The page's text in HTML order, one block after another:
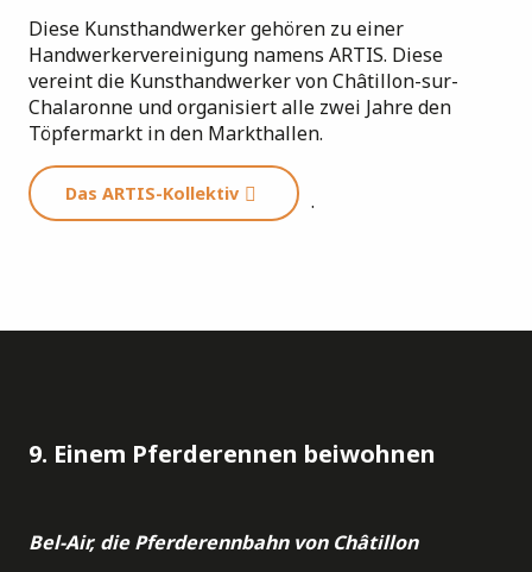
Diese Kunsthandwerker gehören zu einer
Handwerkervereinigung namens ARTIS. Diese
vereint die Kunsthandwerker von Châtillon-sur-
Chalaronne und organisiert alle zwei Jahre den
Töpfermarkt in den Markthallen.
Das ARTIS-Kollektiv .
9. Einem Pferderennen beiwohnen
Bel-Air, die Pferderennbahn von Châtillon